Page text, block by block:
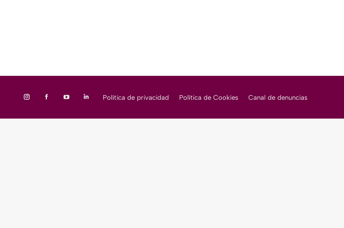
Política de privacidad Política de Cookies Canal de denuncias